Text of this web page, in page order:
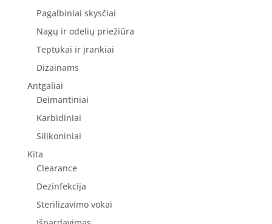
Pagalbiniai skysčiai
Nagų ir odelių priežiūra
Teptukai ir įrankiai
Dizainams
Antgaliai
Deimantiniai
Karbidiniai
Silikoniniai
Kita
Clearance
Dezinfekcija
Sterilizavimo vokai